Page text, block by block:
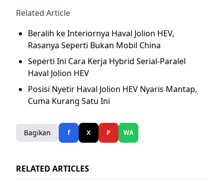
Related Article
Beralih ke Interiornya Haval Jolion HEV,
Rasanya Seperti Bukan Mobil China
Seperti Ini Cara Kerja Hybrid Serial-Paralel
Haval Jolion HEV
Posisi Nyetir Haval Jolion HEV Nyaris Mantap,
Cuma Kurang Satu Ini
Bagikan f X P WA
RELATED ARTICLES